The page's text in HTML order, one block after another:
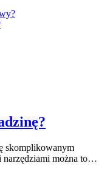
skomplikowanym
narzędziami można to…